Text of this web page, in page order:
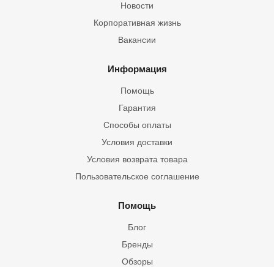
Новости
Корпоративная жизнь
Вакансии
Информация
Помощь
Гарантия
Способы оплаты
Условия доставки
Условия возврата товара
Пользовательское соглашение
Помощь
Блог
Бренды
Обзоры